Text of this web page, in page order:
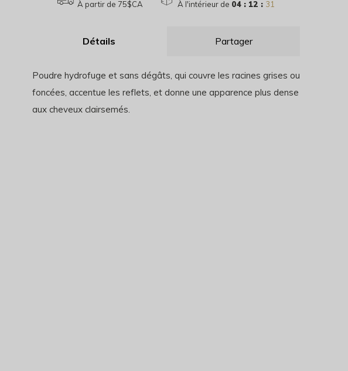
À partir de 75$CA
À l'intérieur de 04 : 12 : 30
Détails Partager
Poudre hydrofuge et sans dégâts, qui couvre les racines grises ou
foncées, accentue les reflets, et donne une apparence plus dense
aux cheveux clairsemés.